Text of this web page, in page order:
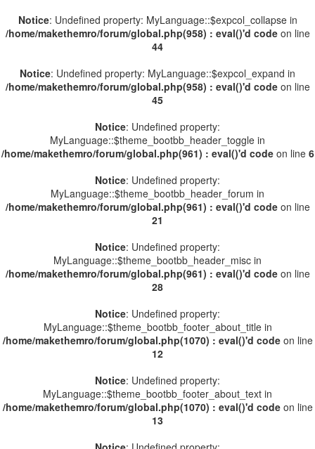
Notice: Undefined property: MyLanguage::$expcol_collapse in
/home/makethemro/forum/global.php(958) : eval()'d codeon line
44
Notice: Undefined property: MyLanguage::$expcol_expand in
/home/makethemro/forum/global.php(958) : eval()'d codeon line
45
Notice: Undefined property:
MyLanguage::$theme_bootbb_header_toggle in
/home/makethemro/forum/global.php(961) : eval()'d codeon line 6
Notice: Undefined property:
MyLanguage::$theme_bootbb_header_forum in
/home/makethemro/forum/global.php(961) : eval()'d codeon line
21
Notice: Undefined property:
MyLanguage::$theme_bootbb_header_misc in
/home/makethemro/forum/global.php(961) : eval()'d codeon line
28
Notice: Undefined property:
MyLanguage::$theme_bootbb_footer_about_title in
/home/makethemro/forum/global.php(1070) : eval()'d codeon line
12
Notice: Undefined property:
MyLanguage::$theme_bootbb_footer_about_text in
/home/makethemro/forum/global.php(1070) : eval()'d codeon line
13